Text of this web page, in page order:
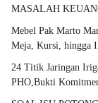
MASALAH
Mebel Pak Marto
Meja, Kursi, hingga
24 Titik Jaringan
PHO,Bukti